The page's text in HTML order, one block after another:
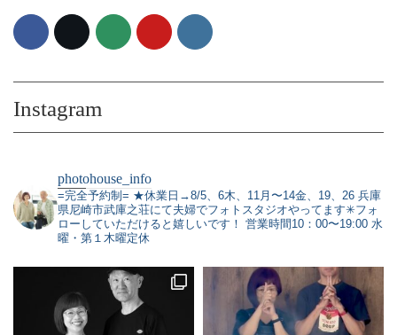
Instagram
photohouse_info
=完全予約制= ★休業日→8/5、6木、11月〜14金、19、26 兵庫
県尼崎市武庫之荘にて夫婦でフォトスタジオやってます✳︎フォ
ローしていただけると嬉しいです！ 営業時間10：00〜19:00 水
曜・第１木曜定休